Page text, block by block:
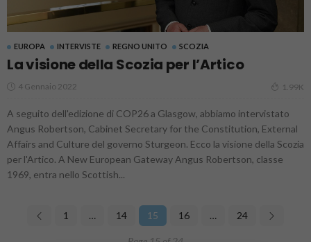
EUROPA INTERVISTE REGNO UNITO SCOZIA
La visione della Scozia per l’Artico
4 Gennaio 2022 1.99K
A seguito dell'edizione di COP26 a Glasgow, abbiamo intervistato
Angus Robertson, Cabinet Secretary for the Constitution, External
Affairs and Culture del governo Sturgeon. Ecco la visione della Scozia
per l'Artico. A New European Gateway Angus Robertson, classe
1969, entra nello Scottish...
1 … 14 15 16 … 24